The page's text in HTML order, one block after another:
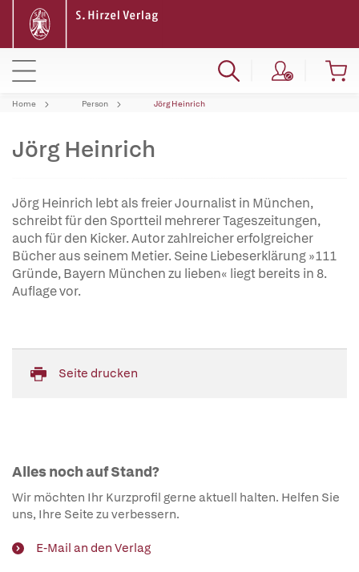
Home Person Jörg Heinrich
Jörg Heinrich
Jörg Heinrich lebt als freier Journalist in München,
schreibt für den Sportteil mehrerer Tageszeitungen,
auch für den Kicker. Autor zahlreicher erfolgreicher
Bücher aus seinem Metier. Seine Liebeserklärung »111
Gründe, Bayern München zu lieben« liegt bereits in 8.
Auflage vor.
Seite drucken
Alles noch auf Stand?
Wir möchten Ihr Kurzprofil gerne aktuell halten. Helfen Sie
uns, Ihre Seite zu verbessern.
E-Mail an den Verlag